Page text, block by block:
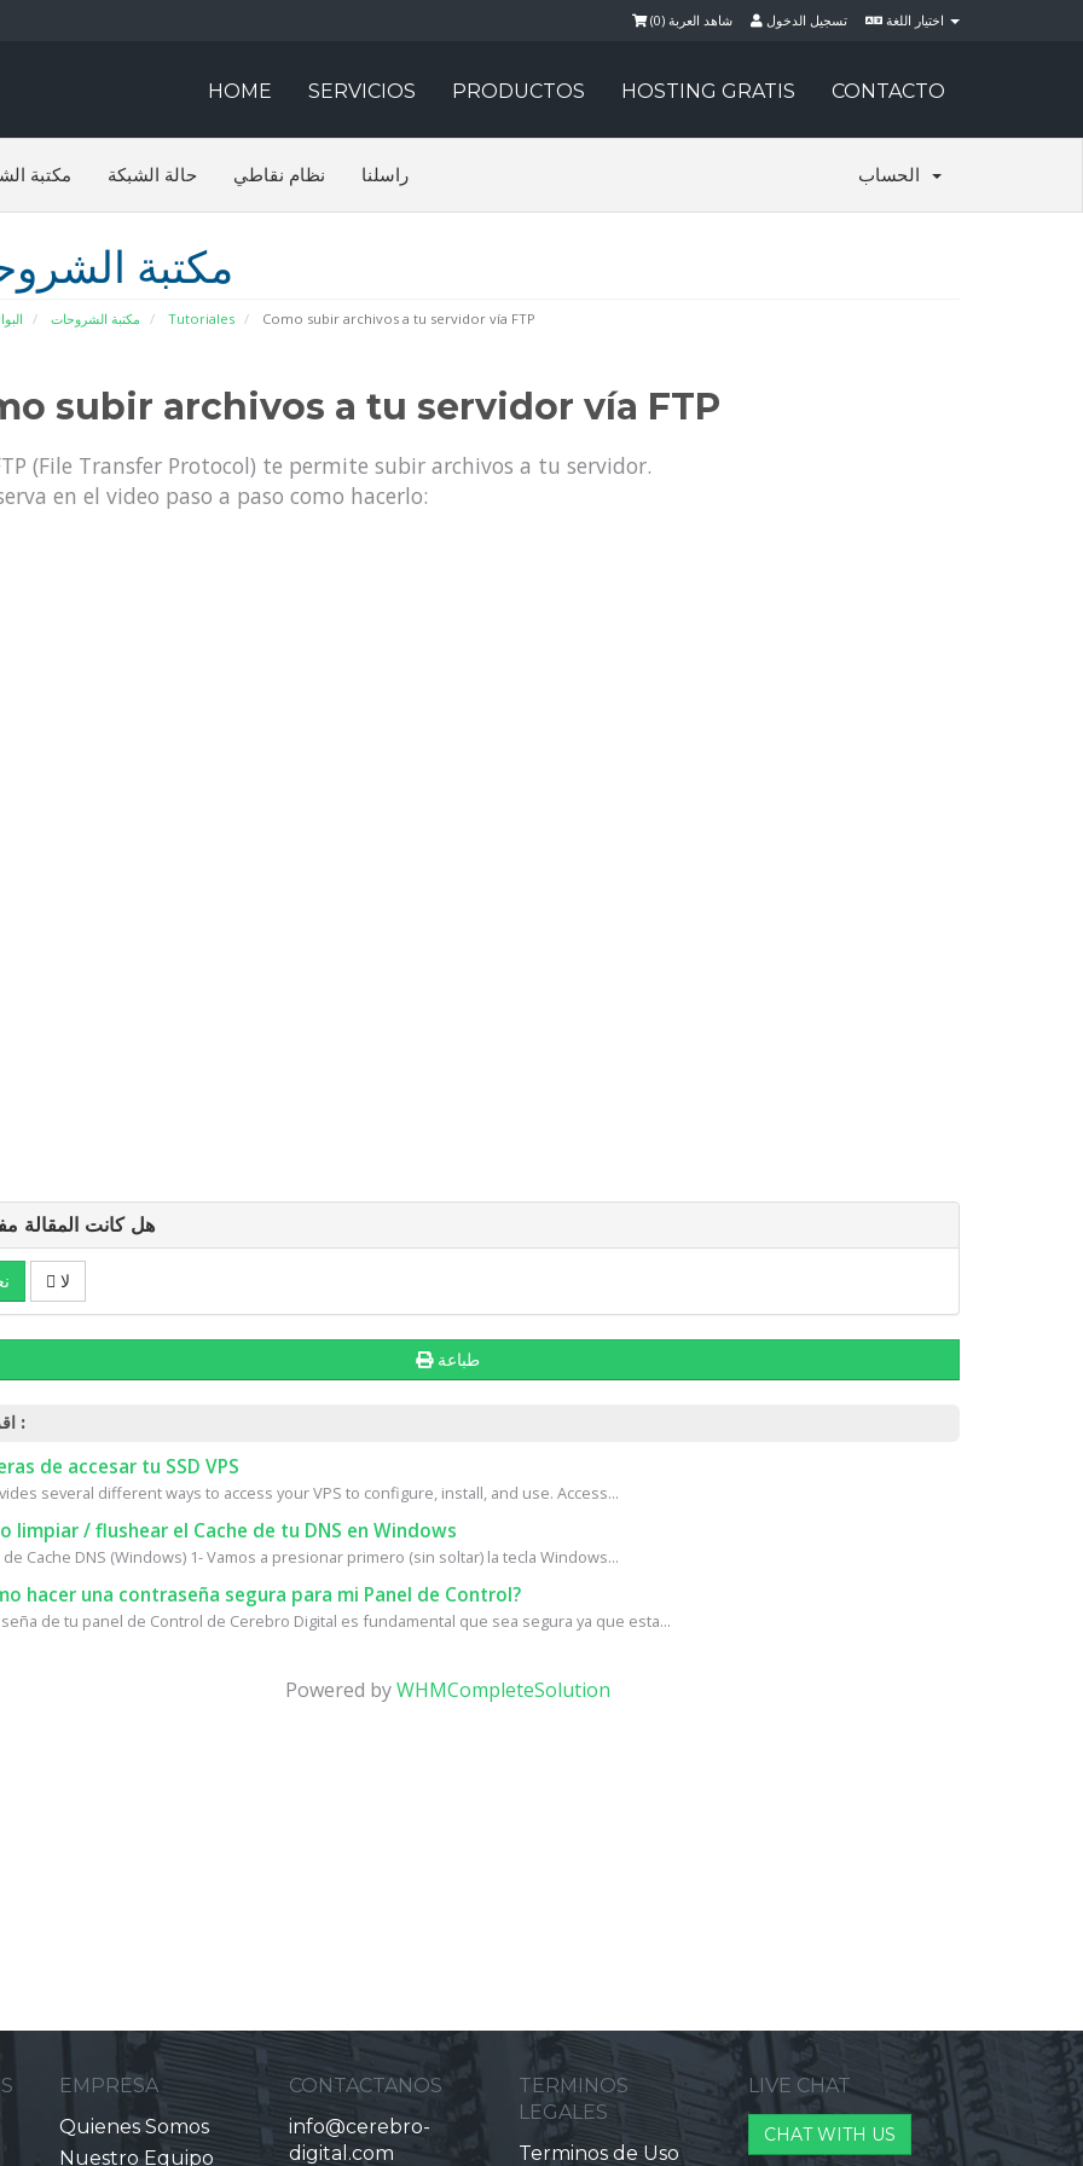
تسجيل الدخول شاهد العربة (0
)
HOME SERVICIOS PRODUCTOS HOSTING GRATIS CONTACTO
مكتبة حالة الشبكة نظام نقاطي راسلنا
مكتبة
مكتبة الشروحات Tutoriales Como subir archivos a tu servidor vía FTP
subir archivos a tu servidor vía FTP
(File Transfer Protocol) te permite subir archivos a tu servidor.
en el video paso a paso como hacerlo:
هل كانت المقالة
لا
طباعة
اقرأ أيضاً :
de accesar tu SSD VPS
several different ways to access your VPS to configure, install, and use. Access...
limpiar / flushear el Cache de tu DNS en Windows
Cache DNS (Windows) 1- Vamos a presionar primero (sin soltar) la tecla Windows...
hacer una contraseña segura para mi Panel de Control?
de tu panel de Control de Cerebro Digital es fundamental que sea segura ya que esta...
Powered byWHMCompleteSolution
EMPRESA
Quienes Somos
Nuestro Equipo
CONTACTANOS
info@cerebro-
digital.com
TERMINOS
LEGALES
Terminos de Uso
LIVE CHAT
CHAT WITH US